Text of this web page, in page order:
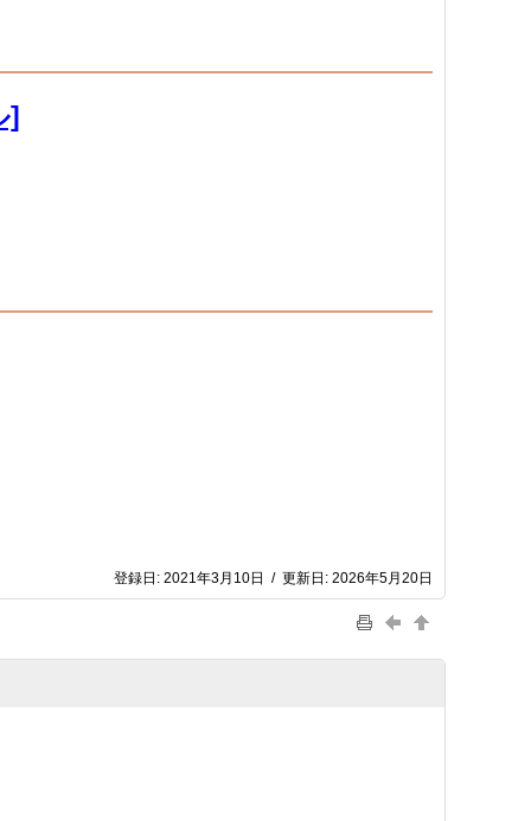
]
登録日: 2021年3月10日 / 更新日: 2026年5月20日